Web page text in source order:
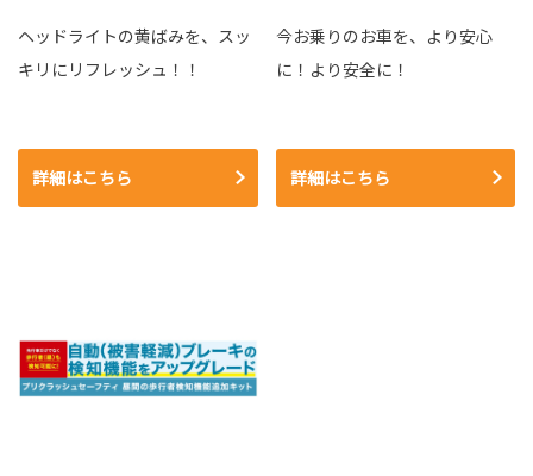
ヘッドライトの黄ばみを、スッ
キリにリフレッシュ！！
詳細はこちら
今お乗りのお車を、より安心
に！より安全に！
詳細はこちら